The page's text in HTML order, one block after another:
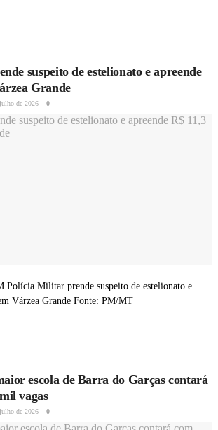
suspeito de estelionato e apreende
Grande
de 2026 0
Polícia Militar prende suspeito de estelionato e
Várzea Grande Fonte: PM/MT
escola de Barra do Garças contará
vagas
de 2026 0